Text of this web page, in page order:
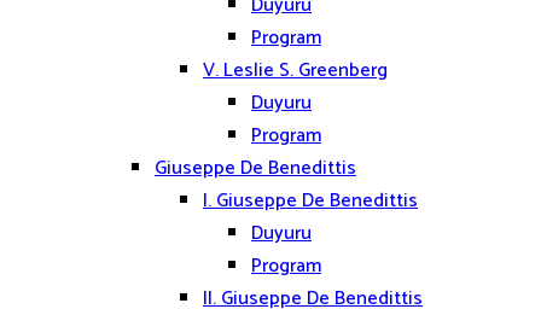
Program
V. Leslie S. Greenberg
Duyuru
Program
Giuseppe De Benedittis
I. Giuseppe De Benedittis
Duyuru
Program
II. Giuseppe De Benedittis